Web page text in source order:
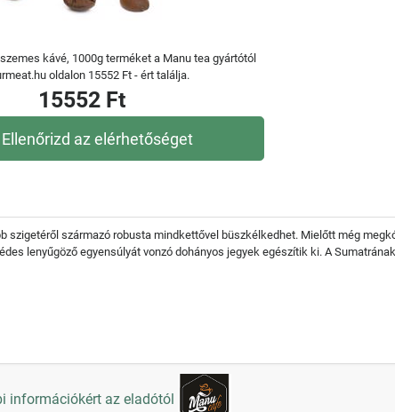
kávé, 1000g terméket a Manu tea gyártótól
oldalon 15552 Ft - ért találja.
15552 Ft
Ellenőrizd az elérhetőséget
szigetéről származó robusta mindkettővel büszkélkedhet. Mielőtt még
lenyűgöző egyensúlyát vonzó dohányos jegyek egészítik ki. A
információkért az eladótól